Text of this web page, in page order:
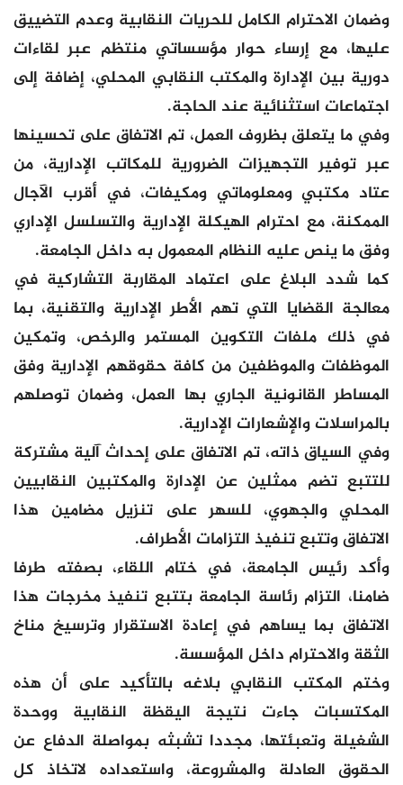
وضمان الاحترام الكامل للحريات النقابية وعدم التضييق
عليها، مع إرساء حوار مؤسساتي منتظم عبر لقاءات
دورية بين الإدارة والمكتب النقابي المحلي، إضافة إلى
اجتماعات استثنائية عند الحاجة.
وفي ما يتعلق بظروف العمل، تم الاتفاق على تحسينها
عبر توفير التجهيزات الضرورية للمكاتب الإدارية، من
عتاد مكتبي ومعلوماتي ومكيفات، في أقرب الآجال
الممكنة، مع احترام الهيكلة الإدارية والتسلسل الإداري
وفق ما ينص عليه النظام المعمول به داخل الجامعة.
كما شدد البلاغ على اعتماد المقاربة التشاركية في
معالجة القضايا التي تهم الأطر الإدارية والتقنية، بما
في ذلك ملفات التكوين المستمر والرخص، وتمكين
الموظفات والموظفين من كافة حقوقهم الإدارية وفق
المساطر القانونية الجاري بها العمل، وضمان توصلهم
بالمراسلات والإشعارات الإدارية.
وفي السياق ذاته، تم الاتفاق على إحداث آلية مشتركة
للتتبع تضم ممثلين عن الإدارة والمكتبين النقابيين
المحلي والجهوي، للسهر على تنزيل مضامين هذا
الاتفاق وتتبع تنفيذ التزامات الأطراف.
وأكد رئيس الجامعة، في ختام اللقاء، بصفته طرفا
ضامنا، التزام رئاسة الجامعة بتتبع تنفيذ مخرجات هذا
الاتفاق بما يساهم في إعادة الاستقرار وترسيخ مناخ
الثقة والاحترام داخل المؤسسة.
وختم المكتب النقابي بلاغه بالتأكيد على أن هذه
المكتسبات جاءت نتيجة اليقظة النقابية ووحدة
الشغيلة وتعبئتها، مجددا تشبثه بمواصلة الدفاع عن
الحقوق العادلة والمشروعة، واستعداده لاتخاذ كل